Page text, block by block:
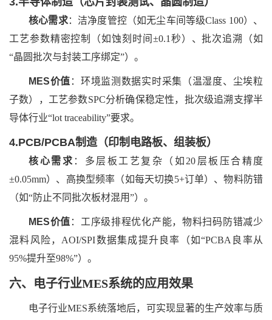
核心需求：洁净度管控（如无尘车间等级Class 100）、
工艺参数精密控制（如蚀刻时间±0.1秒）、批次追溯（如
“晶圆批次与封装工序绑定”）。
MES价值 ：环境监测数据实时采集（温湿度、尘埃粒
子数），工艺参数SPC分析确保稳定性，批次级追溯支撑半
导体行业“lot traceability”要求。
4.PCB/PCBA制造（印制电路板、组装板）
核心需求 ：多层板工艺复杂（如 20层板压合精度
±0.05mm）、高换型频率（如每天切换5+订单）、物料防错
（如“防止不同批次板材混用”）。
MES价值 ：工序级排程优化产能，物料扫码防错减少
混料风险， AOI/SPI数据集成提升良率（如“PCBA良率从
95%提升至98%”）。
六、 电子行业MES系统的应用效果
电子行业MES系统落地后，可实现显著的生产效率与质